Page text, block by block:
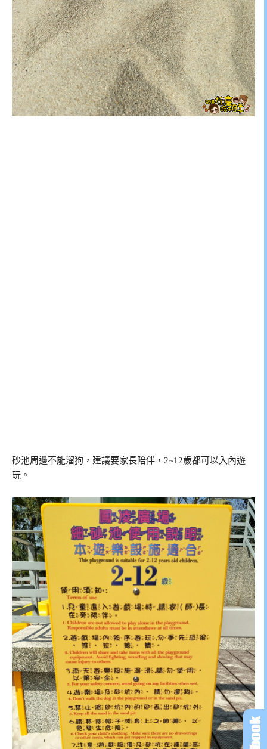
砂池周邊不能溜狗，建議要家長陪伴，2~12歲都可以入內遊
玩。